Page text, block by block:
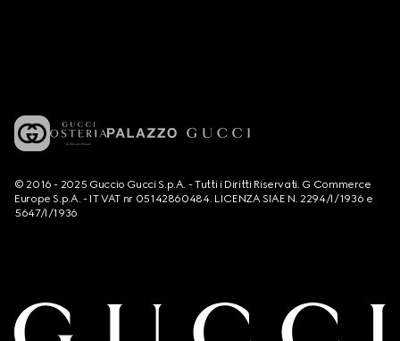
© 2016 - 2025 Guccio Gucci S.p.A. - Tutti i Diritti Riservati. G Commerce
Europe S.p.A. - IT VAT nr 05142860484. LICENZA SIAE N. 2294/I/1936 e
5647/I/1936